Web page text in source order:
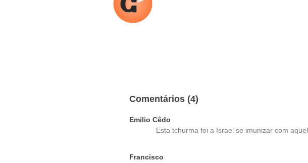
Comentários (4)
Emilio Cêdo
Esta tchurma foi a Israel se imunizar com
Francisco